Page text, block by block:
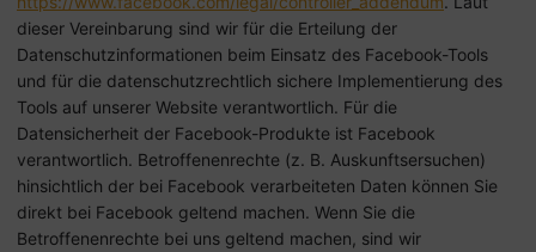
dieser Vereinbarung sind wir für die Erteilung der
Datenschutzinformationen beim Einsatz des Facebook-Tools
und für die datenschutzrechtlich sichere Implementierung des
Tools auf unserer Website verantwortlich. Für die
Datensicherheit der Facebook-Produkte ist Facebook
verantwortlich. Betroffenenrechte (z. B. Auskunftsersuchen)
hinsichtlich der bei Facebook verarbeiteten Daten können Sie
direkt bei Facebook geltend machen. Wenn Sie die
Betroffenenrechte bei uns geltend machen, sind wir